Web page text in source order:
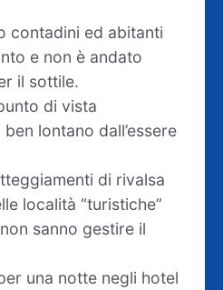
contadini ed abitanti
e non è andato
il sottile.
di vista
lontano dall’essere
di rivalsa
località “turistiche”
sanno gestire il
una notte negli hotel